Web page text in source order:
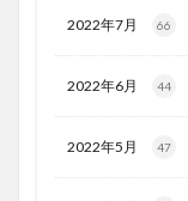
2022年7月 66
2022年6月 44
2022年5月 47